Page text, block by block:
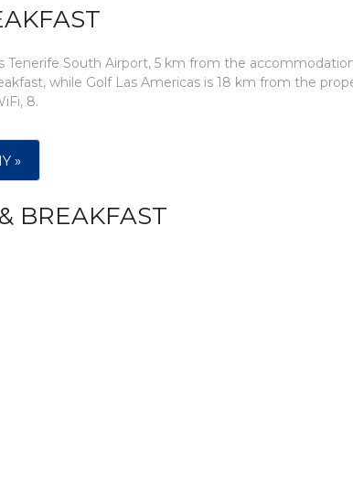
Tenerife South Airport, 5 km from the
while Golf Las Americas is 18 km from the
8.
»
BREAKFAST